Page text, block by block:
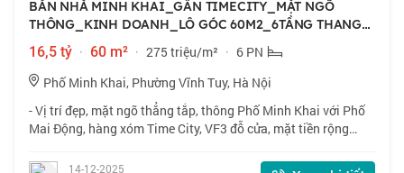
BÁN NHÀ MINH KHAI_GẦN TIMECITY_MẶT NGÕ
THÔNG_KINH DOANH_LÔ GÓC 60M2_6TẦNG THANG
MÁY_16TỶ5
16,5 tỷ · 60 m² · 275 triệu/m² · 6 PN
Phố Minh Khai, Phường Vĩnh Tuy, Hà Nội
- Vị trí đẹp, mặt ngõ thẳng tắp, thông Phố Minh Khai với Phố
Mai Động, hàng xóm Time City, VF3 đỗ cửa, mặt tiền rộng
kế tối ưu, thang má
14-12-2025